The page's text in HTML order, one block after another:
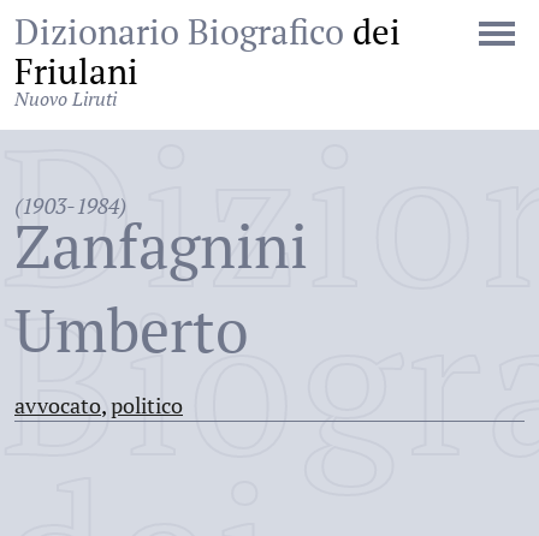
Dizionario Biografico dei
Friulani
Nuovo Liruti
(1903-1984)
Zanfagnini
Umberto
avvocato,politico